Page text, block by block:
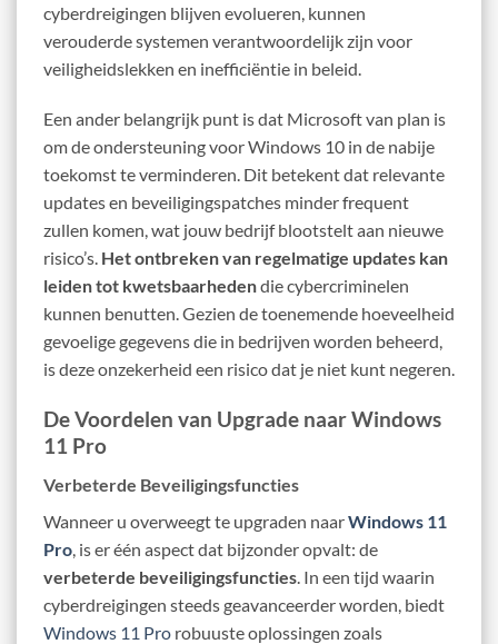
cyberdreigingen blijven evolueren, kunnen
verouderde systemen verantwoordelijk zijn voor
veiligheidslekken en inefficiëntie in beleid.
Een ander belangrijk punt is dat Microsoft van plan is
om de ondersteuning voor Windows 10 in de nabije
toekomst te verminderen. Dit betekent dat relevante
updates en beveiligingspatches minder frequent
zullen komen, wat jouw bedrijf blootstelt aan nieuwe
risico’s. Het ontbreken van regelmatige updates kan
leiden tot kwetsbaarhedendie cybercriminelen
kunnen benutten. Gezien de toenemende hoeveelheid
gevoelige gegevens die in bedrijven worden beheerd,
is deze onzekerheid een risico dat je niet kunt negeren.
De Voordelen van Upgrade naar Windows
11 Pro
Verbeterde Beveiligingsfuncties
Wanneer u overweegt te upgraden naarWindows 11
Pro, is er één aspect dat bijzonder opvalt: de
verbeterde beveiligingsfuncties. In een tijd waarin
cyberdreigingen steeds geavanceerder worden, biedt
Windows 11 Pro robuuste oplossingen zoals